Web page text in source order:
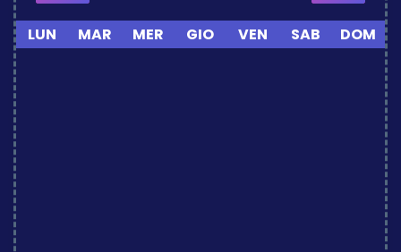
LUN MAR MER GIO VEN SAB DOM